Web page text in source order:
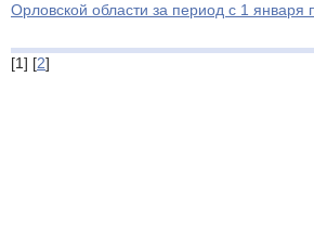
Орловской области за период с 1 января
[1] [2]